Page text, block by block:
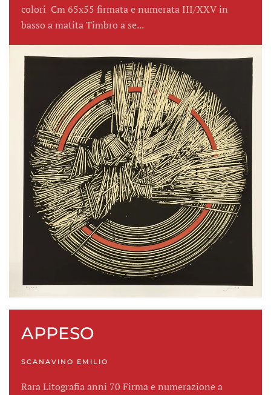
colori Cm 65x55 firmata e numerata III/XXV in
basso a matita Timbro a se...
APPESO
SCANAVINO EMILIO
Rara Litografia anni 70 Firma e numerazione a